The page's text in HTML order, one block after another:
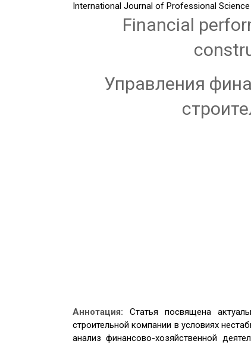
International Journal of Professional Science
Financial
Управления
Аннотация:Статья посвящена
строительной компании в условиях
анализ финансово-хозяйственной